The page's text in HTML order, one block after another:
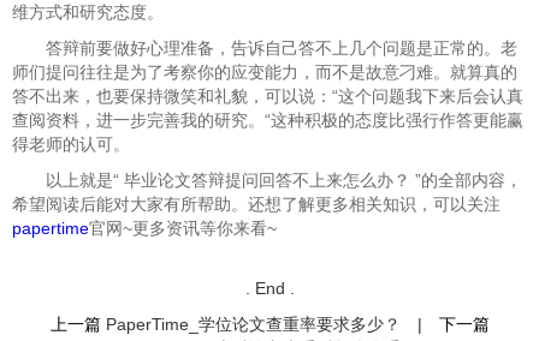
维方式和研究态度。
答辩前要做好心理准备，告诉自己答不上几个问题是正常的。老
师们提问往往是为了考察你的应变能力，而不是故意刁难。就算真的
答不出来，也要保持微笑和礼貌，可以说：“这个问题我下来后会认真
查阅资料，进一步完善我的研究。“这种积极的态度比强行作答更能赢
得老师的认可。
以上就是“ 毕业论文答辩提问回答不上来怎么办？ ”的全部内容，
希望阅读后能对大家有所帮助。还想了解更多相关知识，可以关注
papertime官网~更多资讯等你来看~
. End .
上一篇 PaperTime_学位论文查重率要求多少？ |
下一篇